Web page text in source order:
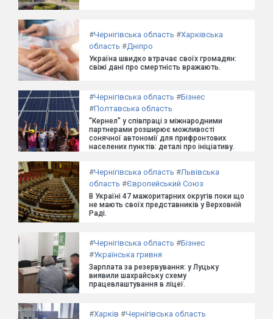
#Чернігівська область #Харківська
область #Дніпро
Україна швидко втрачає своїх громадян:
свіжі дані про смертність вражають.
#Чернігівська область #Бізнес
#Полтавська область
"Кернел" у співпраці з міжнародними
партнерами розширює можливості
сонячної автономії для прифронтових
населених пунктів: деталі про ініціативу.
#Чернігівська область #Львівська
область #Європейський Союз
В Україні 47 мажоритарних округів поки що
не мають своїх представників у Верховній
Раді.
#Чернігівська область #Бізнес
#Українська гривня
Зарплата за резервування: у Луцьку
виявили шахрайську схему
працевлаштування в ліцеї.
#Харків #Чернігівська область